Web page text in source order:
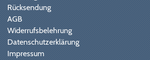
Rücksendung
AGB
Widerrufsbelehrung
Datenschutzerklärung
Impressum